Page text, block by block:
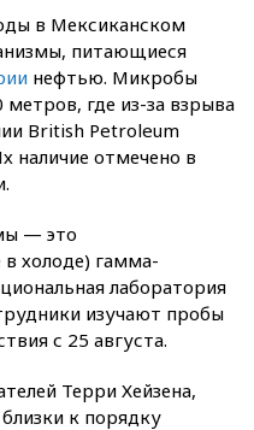
в Мексиканском
питающиеся
нефтью. Микробы
метров, где из-за взрыва
British Petroleum
наличие отмечено в
— это
холоде) гамма-
лаборатория
изучают пробы
с 25 августа.
Терри Хейзена,
к порядку